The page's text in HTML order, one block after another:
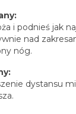
i podnieś jak
nad
nóg.
dystansu